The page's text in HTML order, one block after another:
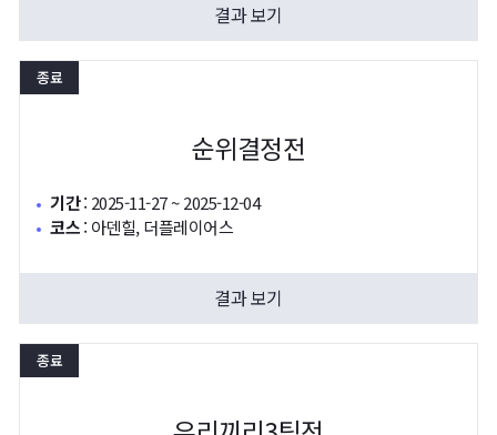
결과 보기
종료
순위결정전
기간: 2025-11-27 ~ 2025-12-04
코스: 아덴힐, 더플레이어스
결과 보기
종료